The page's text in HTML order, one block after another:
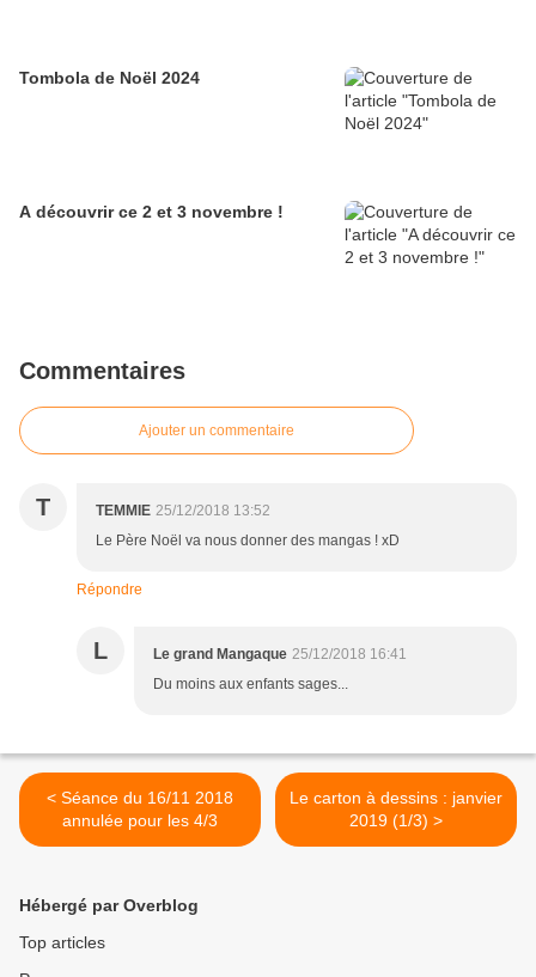
Tombola de Noël 2024
A découvrir ce 2 et 3 novembre !
Commentaires
Ajouter un commentaire
T TEMMIE 25/12/2018 13:52
Le Père Noël va nous donner des mangas ! xD
Répondre
L Le grand Mangaque 25/12/2018 16:41
Du moins aux enfants sages...
< Séance du 16/11 2018
annulée pour les 4/3
Le carton à dessins : janvier
2019 (1/3) >
Hébergé par Overblog
Top articles